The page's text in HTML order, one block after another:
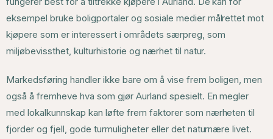
eksempel bruke boligportaler og sosiale medier målrettet mot
kjøpere som er interessert i områdets særpreg, som
miljøbevissthet, kulturhistorie og nærhet til natur.
Markedsføring handler ikke bare om å vise frem boligen, men
også å fremheve hva som gjør Aurland spesielt. En megler
med lokalkunnskap kan løfte frem faktorer som nærheten til
fjorder og fjell, gode turmuligheter eller det naturnære livet.